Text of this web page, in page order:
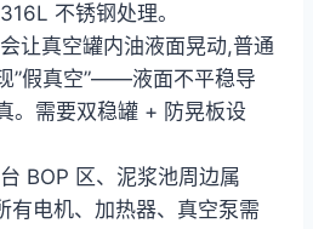
不锈钢处理。
让真空罐内油液面晃动,普通
”假真空”——液面不平稳导
。需要双稳罐 + 防晃板设
BOP 区、泥浆池周边属
有电机、加热器、真空泵需